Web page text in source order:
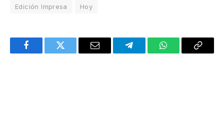
Edición Impresa Hoy
FacebookTwitter Email TelegramWhatsAppCopy